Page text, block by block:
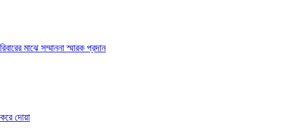
মাঝে সম্মাননা স্মারক প্রদান
দোয়া